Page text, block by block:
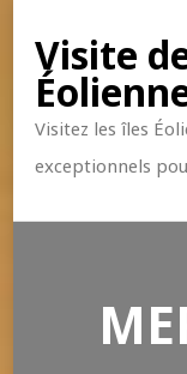
Visite
Visitez les îles
exceptionnels